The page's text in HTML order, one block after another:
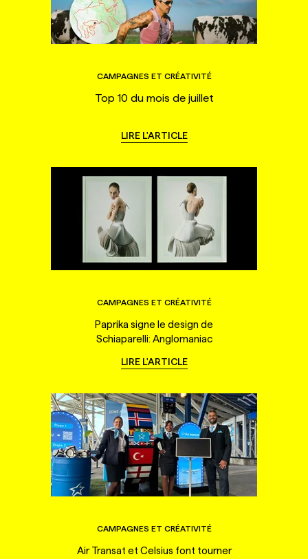
CAMPAGNES ET CRÉATIVITÉ
Top 10 du mois de juillet
LIRE L'ARTICLE
CAMPAGNES ET CRÉATIVITÉ
Paprika signe le design de
Schiaparelli: Anglomaniac
LIRE L'ARTICLE
CAMPAGNES ET CRÉATIVITÉ
Air Transat et Celsius font tourner